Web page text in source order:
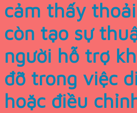
cảm thấy
còn tạo sự
người hỗ trợ
đỡ trong việc
hoặc điều